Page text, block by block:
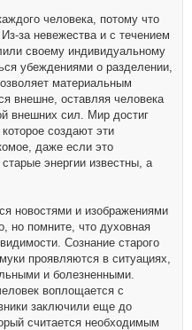
человека, потому что
за невежества и с течением
своему индивидуальному
убеждениями о разделении,
материальным
внешне, оставляя человека
внешних сил. Мир достиг
создают эти
даже если это
энергии известны, а
новостями и изображениями
но помните, что духовная
Сознание старого
проявляются в ситуациях,
и болезненными.
воплощается с
заключили еще до
считается необходимым